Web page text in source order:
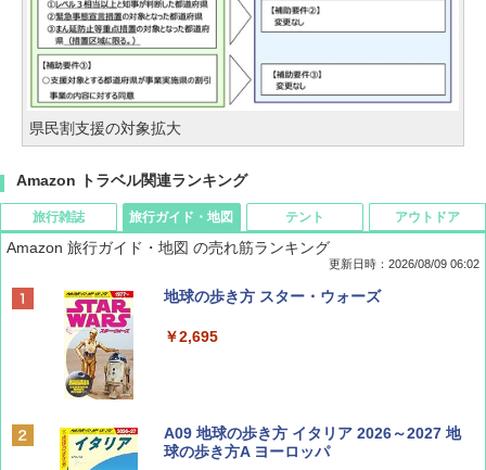
県民割支援の対象拡大
Amazon トラベル関連ランキング
旅行雑誌
BE-PAL(ビ-パル) 2026年 9 月号【特別付録:
ディズニーファン ２０２６年 ９月号 [雑
誌] (ＤＩＳＮＥＹ ＦＡＮ)
旅行ガイド・地図
Amazon 旅行ガイド・地図 の売れ筋ランキング
更新日時：2026/08/09 06:02
地球の歩き方 スター・ウォーズ
￥2,695
A09 地球の歩き方 イタリア 2026～2027 地
球の歩き方A ヨーロッパ
テント アウトドア